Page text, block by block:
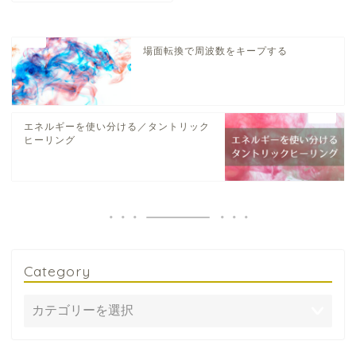
場面転換で周波数をキープする
エネルギーを使い分ける／タントリック
ヒーリング
Category